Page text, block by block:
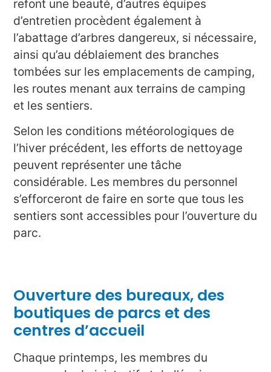
refont une beauté, d’autres équipes
d’entretien procèdent également à
l’abattage d’arbres dangereux, si nécessaire,
ainsi qu’au déblaiement des branches
tombées sur les emplacements de camping,
les routes menant aux terrains de camping
et les sentiers.
Selon les conditions météorologiques de
l’hiver précédent, les efforts de nettoyage
peuvent représenter une tâche
considérable. Les membres du personnel
s’efforceront de faire en sorte que tous les
sentiers sont accessibles pour l’ouverture du
parc.
Ouverture des bureaux, des
boutiques de parcs et des
centres d’accueil
Chaque printemps, les membres du